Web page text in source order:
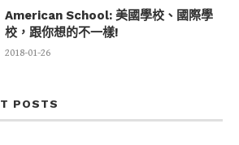
American School: 美國學校、國際學
校，跟你想的不一樣!
2018-01-26
POSTS